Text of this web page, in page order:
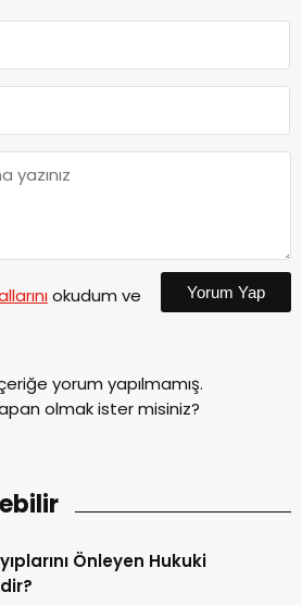
okudum ve
Yorum Yap
yorum yapılmamış.
olmak ister misiniz?
Önleyen Hukuki